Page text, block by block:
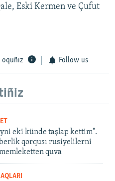
Eski Kermen ve Çufut
Follow us
eki künde taşlap kettim".
qorqusı rusiyelilerni
quva